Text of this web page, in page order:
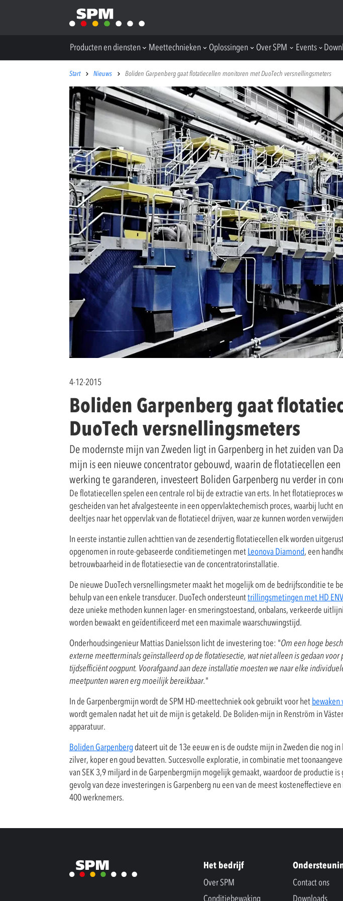
Producten en diensten Meettechnieken Oplossingen Over SPM Events
Start Nieuws Boliden Garpenberg gaat flotatiecellen monitoren met DuoTech versnellingsmeters
4-12-2015
Boliden Garpenberg gaat
DuoTech versnellingsmeters
De modernste mijn van Zweden ligt in Garpenberg in het zuiden van
mijn is een nieuwe concentrator gebouwd, waarin de flotatiecellen
werking te garanderen, investeert Boliden Garpenberg nu verder in
De flotatiecellen spelen een centrale rol bij de extractie van erts. In het flotatieproces
gescheiden van het afvalgesteente in een oppervlaktechemisch proces, waarbij lucht
deeltjes naar het oppervlak van de flotatiecel drijven, waar ze kunnen worden
In eerste instantie zullen achttien van de zesendertig flotatiecellen elk worden
opgenomen in route-gebaseerde conditiemetingen metLeonova Diamond, een
betrouwbaarheid in de flotatiesectie van de concentratorinstallatie.
De nieuwe DuoTech versnellingsmeter maakt het mogelijk om de bedrijfsconditie te
behulp van een enkele transducer. DuoTech ondersteunttrillingsmetingen met HD
deze unieke methoden kunnen lager- en smeringstoestand, onbalans, verkeerde
worden bewaakt en geïdentificeerd met een maximale waarschuwingstijd.
Onderhoudsingenieur Mattias Danielsson licht de investering toe: "Om een hoge
externe meetterminals geïnstalleerd op de flotatiesectie, wat niet alleen is gedaan
tijdsefficiënt oogpunt. Voorafgaand aan deze installatie moesten we naar elke
meetpunten waren erg moeilijk bereikbaar."
In de Garpenbergmijn wordt de SPM HD-meettechniek ook gebruikt voor hetbewaken
wordt gemalen nadat het uit de mijn is getakeld. De Boliden-mijn in Renström in
apparatuur.
Boliden Garpenbergdateert uit de 13e eeuw en is de oudste mijn in Zweden die nog
zilver, koper en goud bevatten. Succesvolle exploratie, in combinatie met
van SEK 3,9 miljard in de Garpenbergmijn mogelijk gemaakt, waardoor de productie
gevolg van deze investeringen is Garpenberg nu een van de meest kosteneffectieve
400 werknemers.
Het bedrijf
Over SPM
Conditiebewaking
Contact ons
Downloads